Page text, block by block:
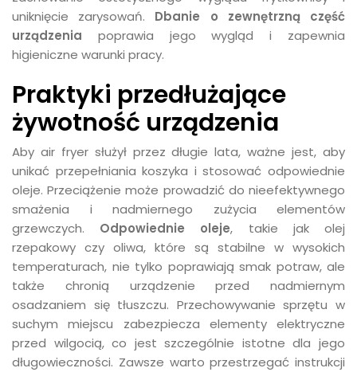
uniknięcie zarysowań. Dbanie o zewnętrzną część
urządzenia poprawia jego wygląd i zapewnia
higieniczne warunki pracy.
Praktyki przedłużające
żywotność urządzenia
Aby air fryer służył przez długie lata, ważne jest, aby
unikać przepełniania koszyka i stosować odpowiednie
oleje. Przeciążenie może prowadzić do nieefektywnego
smażenia i nadmiernego zużycia elementów
grzewczych. Odpowiednie oleje, takie jak olej
rzepakowy czy oliwa, które są stabilne w wysokich
temperaturach, nie tylko poprawiają smak potraw, ale
także chronią urządzenie przed nadmiernym
osadzaniem się tłuszczu. Przechowywanie sprzętu w
suchym miejscu zabezpiecza elementy elektryczne
przed wilgocią, co jest szczególnie istotne dla jego
długowieczności. Zawsze warto przestrzegać instrukcji